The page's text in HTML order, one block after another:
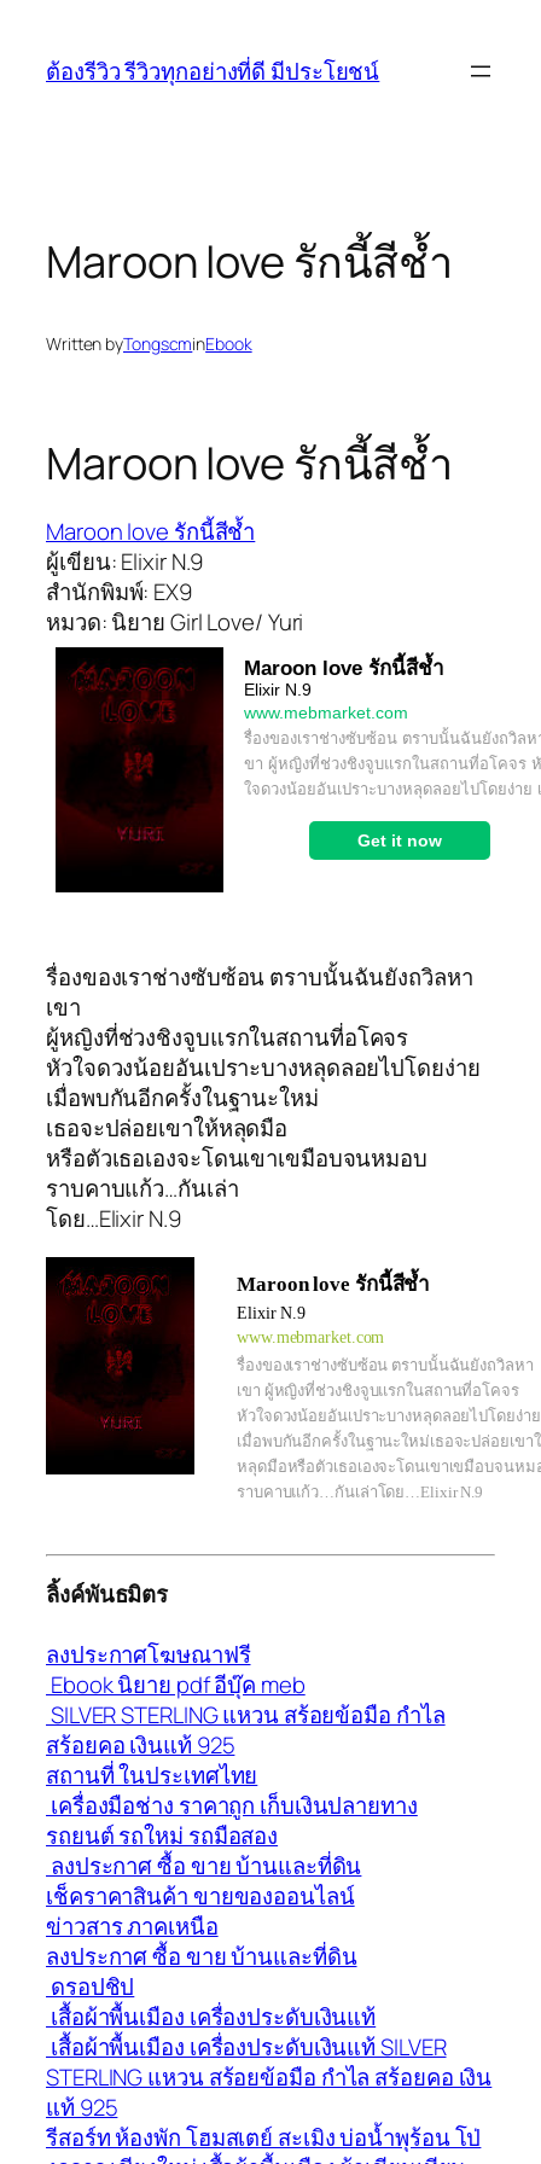
content
ต้องรีวิว รีวิวทุกอย่างที่ดี มีประโยชน์
Maroon love รักนี้สีช้ำ
Written byTongscminEbook
Maroon love รักนี้สีช้ำ
Maroon love รักนี้สีช้ำ
ผู้เขียน: Elixir N.9
สำนักพิมพ์: EX9
หมวด: นิยาย Girl Love/ Yuri
รื่องของเราช่างซับซ้อน ตราบนั้นฉันยังถวิลหา
เขา
ผู้หญิงที่ช่วงชิงจูบแรกในสถานที่อโคจร
หัวใจดวงน้อยอันเปราะบางหลุดลอยไปโดยง่าย
เมื่อพบกันอีกครั้งในฐานะใหม่
เธอจะปล่อยเขาให้หลุดมือ
หรือตัวเธอเองจะโดนเขาเขมือบจนหมอบ
ราบคาบแก้ว…กันเล่า
โดย…Elixir N.9
Maroon love รักนี้สีช้ำ
Elixir N.9
www.mebmarket.com
รื่องของเราช่างซับซ้อน ตราบนั้นฉันยังถวิลหา
เขา ผู้หญิงที่ช่วงชิงจูบแรกในสถานที่อโคจร
หัวใจดวงน้อยอันเปราะบางหลุดลอยไปโดยง่าย
เมื่อพบกันอีกครั้งในฐานะใหม่เธอจะปล่อยเขา
หลุดมือหรือตัวเธอเองจะโดนเขาเขมือบจนหม
ราบคาบแก้ว…กันเล่าโดย…Elixir N.9
ลิ้งค์พันธมิตร
ลงประกาศโฆษณาฟรี
Ebook นิยาย pdf อีบุ๊ค meb
SILVER STERLING แหวน สร้อยข้อมือ กำไล
สร้อยคอ เงินแท้ 925
สถานที่ ในประเทศไทย
เครื่องมือช่าง ราคาถูก เก็บเงินปลายทาง
รถยนต์ รถใหม่ รถมือสอง
ลงประกาศ ซื้อ ขาย บ้านและที่ดิน
เช็คราคาสินค้า ขายของออนไลน์
ข่าวสาร ภาคเหนือ
ลงประกาศ ซื้อ ขาย บ้านและที่ดิน
ดรอปชิป
เสื้อผ้าพื้นเมือง เครื่องประดับเงินแท้
เสื้อผ้าพื้นเมือง เครื่องประดับเงินแท้ SILVER
STERLING แหวน สร้อยข้อมือ กำไล สร้อยคอ เงิน
แท้ 925
รีสอร์ท ห้องพัก โฮมสเตย์ สะเมิง บ่อน้ำพุร้อน โป่